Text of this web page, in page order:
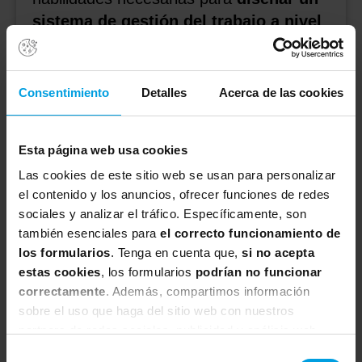
Consentimiento Detalles Acerca de las cookies
Esta página web usa cookies
Las cookies de este sitio web se usan para personalizar
el contenido y los anuncios, ofrecer funciones de redes
sociales y analizar el tráfico. Específicamente, son
también esenciales para el correcto funcionamiento de
los formularios. Tenga en cuenta que, si no acepta
estas cookies, los formularios podrían no funcionar
correctamente. Además, compartimos información
sobre el uso que haga del sitio web con nuestros
sistema de gestión deltrabajoa nivel
estratégico.
Dirigido a
Incluye
Ver curso